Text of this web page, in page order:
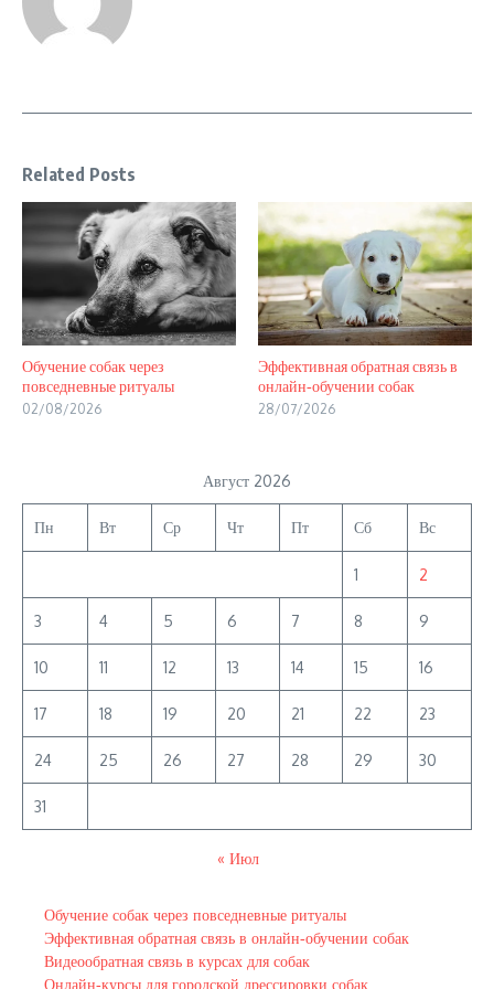
Related Posts
Обучение собак через
повседневные ритуалы
02/08/2026
Эффективная обратная связь в
онлайн‑обучении собак
28/07/2026
Август 2026
Пн Вт Ср Чт Пт Сб Вс
1 2
3 4 5 6 7 8 9
10 11 12 13 14 15 16
17 18 19 20 21 22 23
24 25 26 27 28 29 30
31
« Июл
Обучение собак через повседневные ритуалы
Эффективная обратная связь в онлайн‑обучении собак
Видеообратная связь в курсах для собак
Онлайн‑курсы для городской дрессировки собак